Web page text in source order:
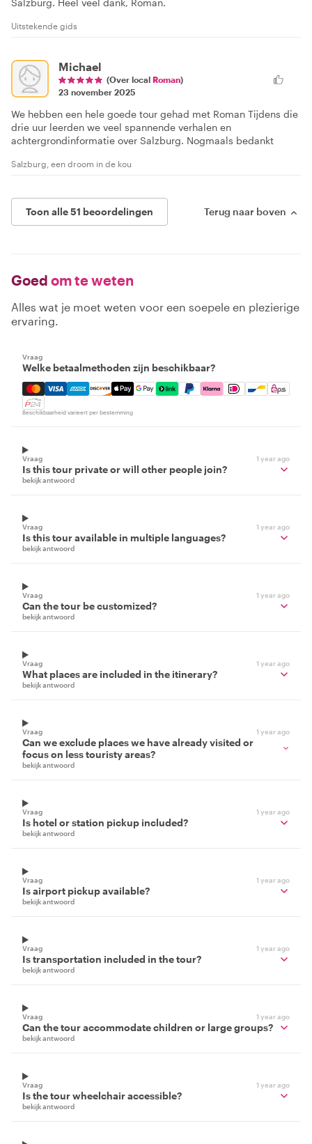
Salzburg. Heel veel dank, Roman.
Uitstekende gids
Michael
(Over local Roman)
23 november 2025
We hebben een hele goede tour gehad met Roman Tijdens die
drie uur leerden we veel spannende verhalen en
achtergrondinformatie over Salzburg. Nogmaals bedankt
Salzburg, een droom in de kou
Toon alle 51 beoordelingen Terug naar boven
Goed om te weten
Alles wat je moet weten voor een soepele en plezierige
ervaring.
Vraag
Welke betaalmethoden zijn beschikbaar?
Mastercard, Visa, Amex, Discover, Apple Pay, Google
Beschikbaarheid varieert per bestemming
Vraag 1 year ago
Is this tour private or will other people join?
bekijk antwoord
Vraag 1 year ago
Is this tour available in multiple languages?
bekijk antwoord
Vraag 1 year ago
Can the tour be customized?
bekijk antwoord
Vraag 1 year ago
What places are included in the itinerary?
bekijk antwoord
Vraag 1 year ago
Can we exclude places we have already visited or
focus on less touristy areas?
bekijk antwoord
Vraag 1 year ago
Is hotel or station pickup included?
bekijk antwoord
Vraag 1 year ago
Is airport pickup available?
bekijk antwoord
Vraag 1 year ago
Is transportation included in the tour?
bekijk antwoord
Vraag 1 year ago
Can the tour accommodate children or large groups?
bekijk antwoord
Vraag 1 year ago
Is the tour wheelchair accessible?
bekijk antwoord